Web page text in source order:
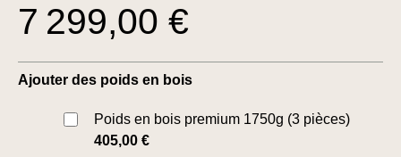
7 299,00 €
Ajouter des poids en bois
Poids en bois premium 1750g (3 pièces)
405,00 €